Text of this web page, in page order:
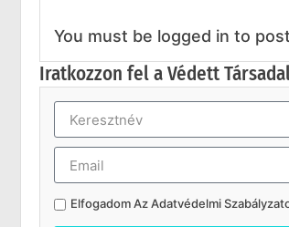
You must be logged in to
Iratkozzon fel a Védett
Elfogadom AzAdatvédelmi